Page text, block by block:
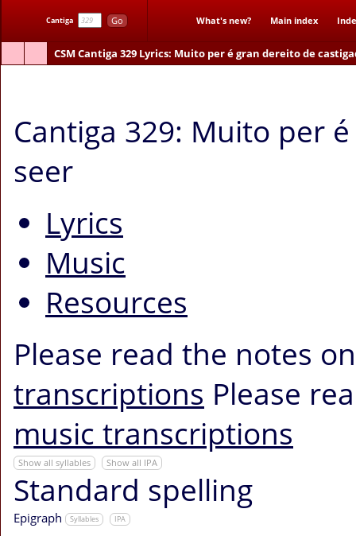
Cantiga Go What's new? Main index
CSMCantiga 329Lyrics: Muito per é gran dereito de
Cantiga 329: Muito per
seer
Lyrics
Music
Resources
Please read the notes
transcriptions Please
music transcriptions
Show all syllables Show all IPA
Standard spelling
Epigraph Syllables IPA